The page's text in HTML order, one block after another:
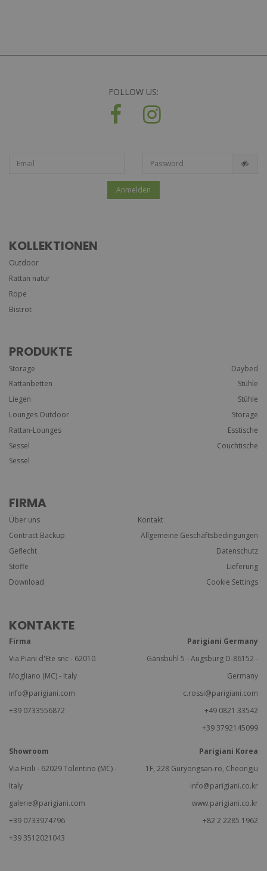
FOLLOW US:
Anmelden
KOLLEKTIONEN
Outdoor
Rattan natur
Rope
Bistrot
PRODUKTE
Storage
Rattanbetten
Liegen
Lounges Outdoor
Rattan-Lounges
Sessel
Sessel
Daybed
Stühle
Stühle
Storage
Esstische
Couchtische
FIRMA
Über uns
Contract Backup
Geflecht
Stoffe
Download
Kontakt
Allgemeine Geschäftsbedingungen
Datenschutz
Lieferung
Cookie Settings
KONTAKTE
Firma
Via Piani d'Ete snc - 62010
Mogliano (MC) - Italy
info@parigiani.com
+39 0733556872
Parigiani Germany
Gänsbühl 5 - Augsburg D-86152 -
Germany
c.rossi@parigiani.com
+49 0821 33542
+39 3792145099
Showroom
Via Ficili - 62029 Tolentino (MC) -
Italy
galerie@parigiani.com
+39 0733974796
+39 3512021043
Parigiani Korea
1F, 228 Guryongsan-ro, Cheongju
info@parigiani.co.kr
www.parigiani.co.kr
+82 2 2285 1962